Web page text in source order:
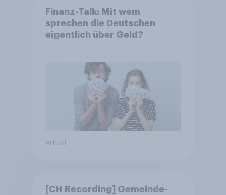
Finanz-Talk: Mit wem
sprechen die Deutschen
eigentlich über Geld?
Artikel
[CH Recording] Gemeinde-